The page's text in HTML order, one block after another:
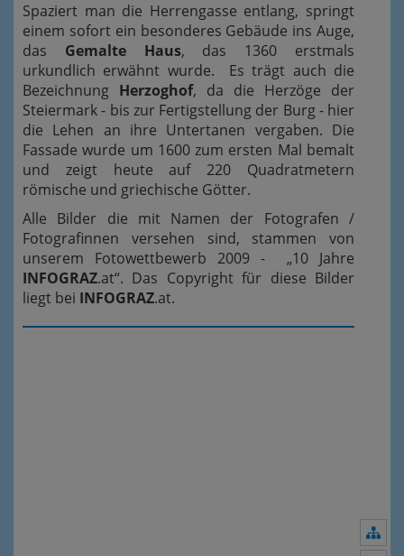
Spaziert man die Herrengasse entlang, springt
einem sofort ein besonderes Gebäude ins Auge,
das Gemalte Haus, das 1360 erstmals
urkundlich erwähnt wurde. Es trägt auch die
Bezeichnung Herzoghof, da die Herzöge der
Steiermark - bis zur Fertigstellung der Burg - hier
die Lehen an ihre Untertanen vergaben. Die
Fassade wurde um 1600 zum ersten Mal bemalt
und zeigt heute auf 220 Quadratmetern
römische und griechische Götter.
Alle Bilder die mit Namen der Fotografen /
Fotografinnen versehen sind, stammen von
unserem Fotowettbewerb 2009 - „10 Jahre
INFOGRAZ.at“. Das Copyright für diese Bilder
liegt bei INFOGRAZ.at.